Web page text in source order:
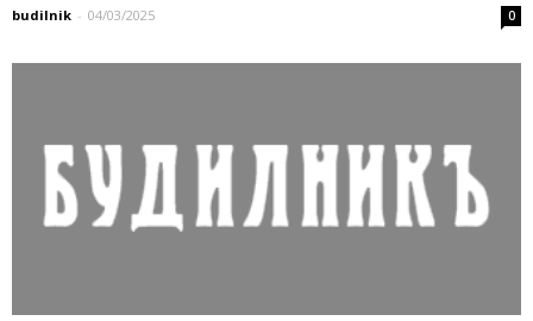
budilnik - 04/03/2025 0